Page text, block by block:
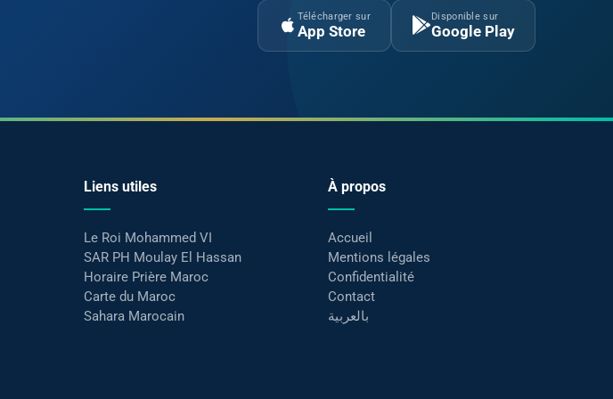
Télécharger sur
App Store
Disponible sur
Google Play
Liens utiles
Le Roi Mohammed VI
SAR PH Moulay El Hassan
Horaire Prière Maroc
Carte du Maroc
Sahara Marocain
À propos
Accueil
Mentions légales
Confidentialité
Contact
بالعربية